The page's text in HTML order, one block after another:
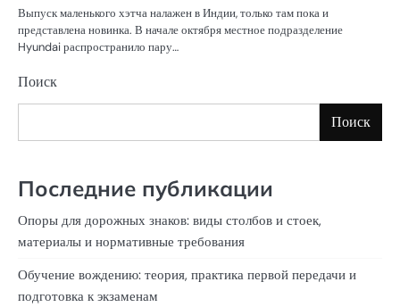
Выпуск маленького хэтча налажен в Индии, только там пока и
представлена новинка. В начале октября местное подразделение
Hyundai распространило пару…
Поиск
Поиск
Последние публикации
Опоры для дорожных знаков: виды столбов и стоек,
материалы и нормативные требования
Обучение вождению: теория, практика первой передачи и
подготовка к экзаменам